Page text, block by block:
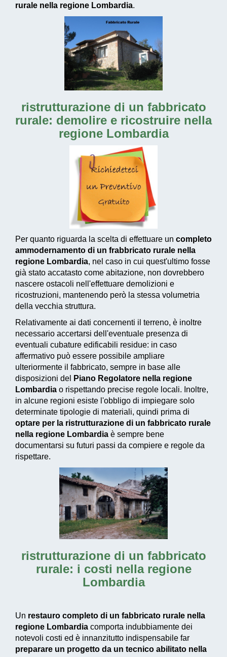
rurale nella regione Lombardia.
ristrutturazione di un fabbricato
rurale: demolire e ricostruire nella
regione Lombardia
Per quanto riguarda la scelta di effettuare un completo
ammodernamento di un frabbricato rurale nella
regione Lombardia, nel caso in cui quest'ultimo fosse
già stato accatasto come abitazione, non dovrebbero
nascere ostacoli nell'effettuare demolizioni e
ricostruzioni, mantenendo però la stessa volumetria
della vecchia struttura.
Relativamente ai dati concernenti il terreno, è inoltre
necessario accertarsi dell'eventuale presenza di
eventuali cubature edificabili residue: in caso
affermativo può essere possibile ampliare
ulteriormente il fabbricato, sempre in base alle
disposizioni del
Piano Regolatore nella regione
Lombardia o rispettando precise regole locali. Inoltre,
in alcune regioni esiste l'obbligo di impiegare solo
determinate tipologie di materiali, quindi prima di
optare per la ristrutturazione di un fabbricato rurale
nella regione Lombardia è sempre bene
documentarsi su futuri passi da compiere e regole da
rispettare.
ristrutturazione di un fabbricato
rurale: i costi nella regione
Lombardia
Un restauro completo di un fabbricato rurale nella
regione Lombardia comporta indubbiamente dei
notevoli costi ed è innanzitutto indispensabile far
preparare un progetto da un tecnico abilitato nella